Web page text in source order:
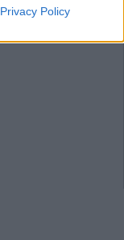
Privacy Policy